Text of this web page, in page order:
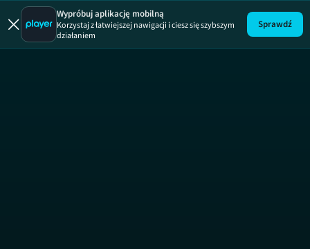
Zakup
Wypróbuj aplikację mobilną
Korzystaj z łatwiejszej nawigacji i ciesz się szybszym
działaniem
Sprawdź